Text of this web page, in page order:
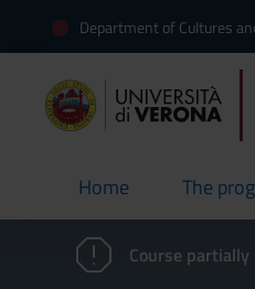
Department of Cultures
Home
current The
Course